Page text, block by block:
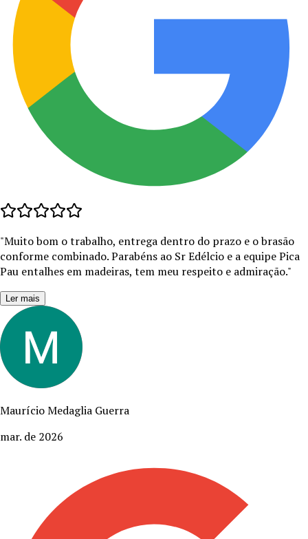
"Muito bom o trabalho, entrega dentro do prazo e o brasão
conforme combinado. Parabéns ao Sr Edélcio e a equipe Pica
Pau entalhes em madeiras, tem meu respeito e admiração."
Ler mais
Maurício Medaglia Guerra
mar. de 2026